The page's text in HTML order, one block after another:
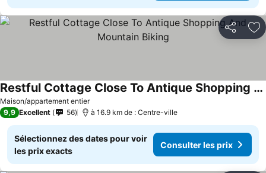
Partager
Maison/appartement entier
Restful Cottage Close To Antique Shopping And Mountain Biking
Consulter les prix
9,9 Excellent 56 à 16.9 km de : Centre-ville
Sélectionnez des dates pour voir
les prix exacts
Consulter les prix